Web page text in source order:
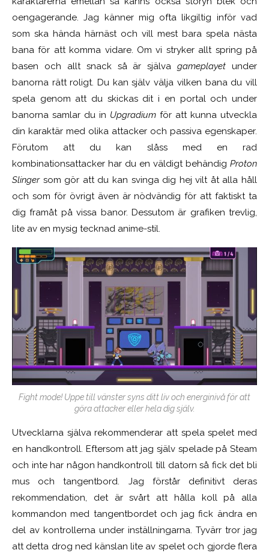
oengagerande. Jag känner mig ofta likgiltig inför vad
som ska hända härnäst och vill mest bara spela nästa
bana för att komma vidare. Om vi stryker allt spring på
basen och allt snack så är självagameplayet under
banorna rätt roligt. Du kan själv välja vilken bana du vill
spela genom att du skickas dit i en portal och under
banorna samlar du in Upgradium för att kunna utveckla
din karaktär med olika attacker och passiva egenskaper.
Förutom att du kan slåss med en rad
kombinationsattacker har du en väldigt behändig Proton
Slingersom gör att du kan svinga dig hej vilt åt alla håll
och som för övrigt även är nödvändig för att faktiskt ta
dig framåt på vissa banor. Dessutom är grafiken trevlig,
lite av en mysig tecknad anime-stil.
Fight mode! Uppe till vänster syns ditt liv och energinivå för att
göra attacker eller hela dig själv.
Utvecklarna själva rekommenderar att spela spelet med
en handkontroll. Eftersom att jag själv spelade på Steam
och inte har någon handkontroll till datorn så fick det bli
mus och tangentbord. Jag förstår definitivt deras
rekommendation, det är svårt att hålla koll på alla
kommandon med tangentbordet och jag fick ändra en
del av kontrollerna under inställningarna. Tyvärr tror jag
att detta drog ned känslan lite av spelet och gjorde flera